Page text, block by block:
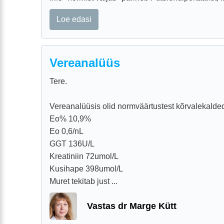
Loe edasi
Vereanalüüs
Tere.
Vereanalüüsis olid normväärtustest
Eo% 10,9%
Eo 0,6/nL
GGT 136U/L
Kreatiniin 72umol/L
Kusihape 398umol/L
Muret tekitab just ...
Vastas dr Marge Kütt